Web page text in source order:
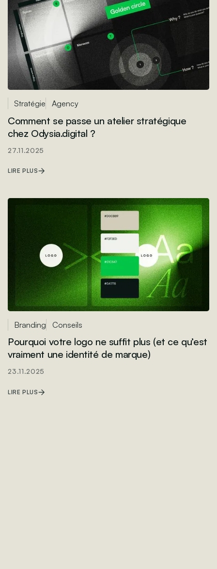
Stratégie Agency
Comment se passe un atelier stratégique
chez Odysia.digital ?
27.11.2025
LIRE PLUS
Branding Conseils
Pourquoi votre logo ne suffit plus (et ce qu’est
vraiment une identité de marque)
23.11.2025
LIRE PLUS